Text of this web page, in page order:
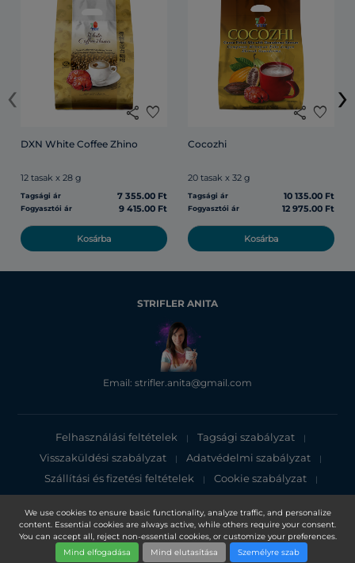
We use cookies to ensure basic functionality, analyze traffic, and personalize
content. Essential cookies are always active, while others require your consent.
You can accept all, reject non-essential cookies, or customize your preferences.
Mind elfogadása
Mind elutasítása Személyre szab
share favorite
DXN White Coffee Zhino
12 tasak x 28 g
Tagsági ár 7 355.00 Ft
Fogyasztói ár 9 415.00 Ft
Kosárba
share favorite
Cocozhi
20 tasak x 32 g
Tagsági ár 10 135.00 Ft
Fogyasztói ár 12 975.00 Ft
Kosárba
‹ ›
STRIFLER ANITA
Email: strifler.anita@gmail.com
Felhasználási feltételek | Tagsági szabályzat |
Visszaküldési szabályzat | Adatvédelmi szabályzat |
Szállítási és fizetési feltételek | Cookie szabályzat |
Adatvédelmi tájékoztató
Copyright 2025, DXN Holdings Bhd. 199501033918 (363120-V)